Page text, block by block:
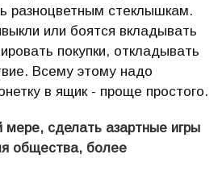
разноцветным стеклышкам.
или боятся вкладывать
покупки, откладывать
Всему этому надо
в ящик - проще простого.
сделать азартные игры
общества, более